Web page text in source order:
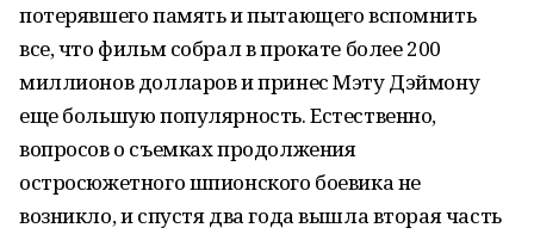
потерявшего память и пытающего вспомнить
все, что фильм собрал в прокате более 200
миллионов долларов и принес Мэту Дэймону
еще большую популярность. Естественно,
вопросов о съемках продолжения
остросюжетного шпионского боевика не
возникло, и спустя два года вышла вторая часть